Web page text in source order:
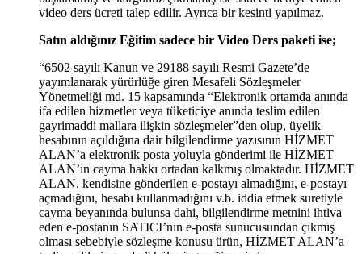
video ders ücreti talep edilir. Ayrıca bir kesinti yapılmaz.
Satın aldığınız Eğitim sadece bir Video Ders paketi ise;
“6502 sayılı Kanun ve 29188 sayılı Resmi Gazete’de
yayımlanarak yürürlüğe giren Mesafeli Sözleşmeler
Yönetmeliği md. 15 kapsamında “Elektronik ortamda anında
ifa edilen hizmetler veya tüketiciye anında teslim edilen
gayrimaddi mallara ilişkin sözleşmeler”den olup, üyelik
hesabının açıldığına dair bilgilendirme yazısının HİZMET
ALAN’a elektronik posta yoluyla gönderimi ile HİZMET
ALAN’ın cayma hakkı ortadan kalkmış olmaktadır. HİZMET
ALAN, kendisine gönderilen e-postayı almadığını, e-postayı
açmadığını, hesabı kullanmadığını v.b. iddia etmek suretiyle
cayma beyanında bulunsa dahi, bilgilendirme metnini ihtiva
eden e-postanın SATICI’nın e-posta sunucusundan çıkmış
olması sebebiyle sözleşme konusu ürün, HİZMET ALAN’a